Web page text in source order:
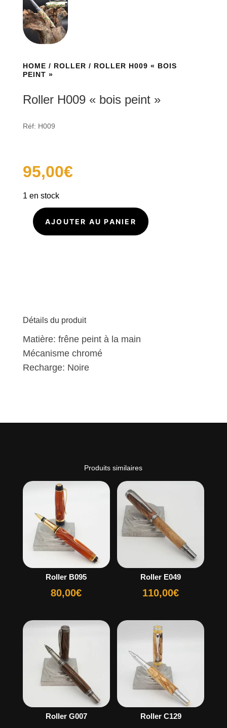
HOME / ROLLER / ROLLER H009 « BOIS
PEINT »
Roller H009 « bois peint »
Réf: H009
95,00€
1 en stock
quantitéAJOUTER AU PANIER
Détails du produit
Matière: frêne peint à la main
Mécanisme chromé
Recharge: Noire
Produits similaires
Roller B095
80,00€
Roller E049
110,00€
Roller G007 Roller C129